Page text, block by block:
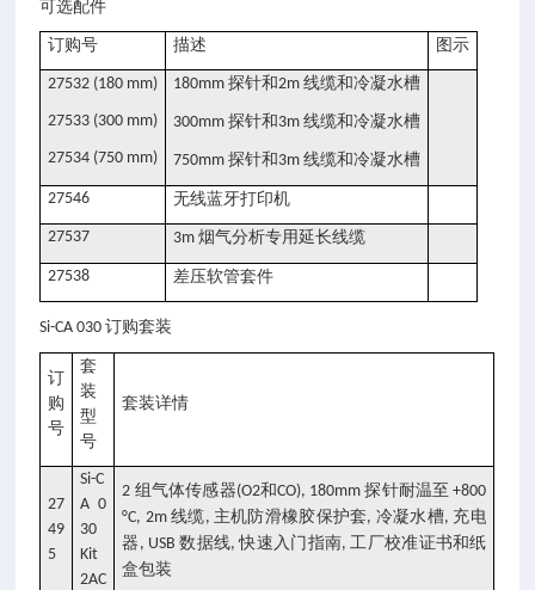
可选配件
订购号 描述 图示
27532 (180 mm)
27533 (300 mm)
27534 (750 mm)
180mm探针和2m线缆和冷凝水槽
300mm探针和 3m线缆和冷凝水槽
750mm探针和 3m线缆和冷凝水槽
27546 无线蓝牙打印机
27537 3m烟气分析专用延长线缆
27538 差压软管套件
Si-CA 030订购套装
订
购
号
套
装
型
号
套装详情
27
49
5
Si-C
A 0
30
Kit
2AC
2 组气体传感器(O2和CO), 180mm探针耐温至 +800
°C, 2m线缆, 主机防滑橡胶保护套, 冷凝水槽, 充电
器 , USB数据线,快速入门指南,工厂校准证书和纸
盒包装